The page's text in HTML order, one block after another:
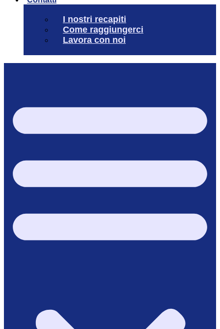
I nostri recapiti
Come raggiungerci
Lavora con noi